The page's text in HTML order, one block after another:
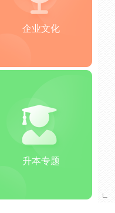
企业文化
升本专题